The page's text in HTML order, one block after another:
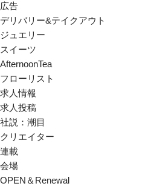
広告
デリバリー&テイクアウト
ジュエリー
スイーツ
AfternoonTea
フローリスト
求人情報
求人投稿
社説：潮目
クリエイター
連載
会場
OPEN＆Renewal